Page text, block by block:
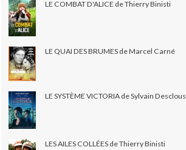
LE COMBAT D'ALICE de Thierry Binisti
LE QUAI DES BRUMES de Marcel Carné
LE SYSTÈME VICTORIA de Sylvain Desclous
LES AILES COLLÉES de Thierry Binisti